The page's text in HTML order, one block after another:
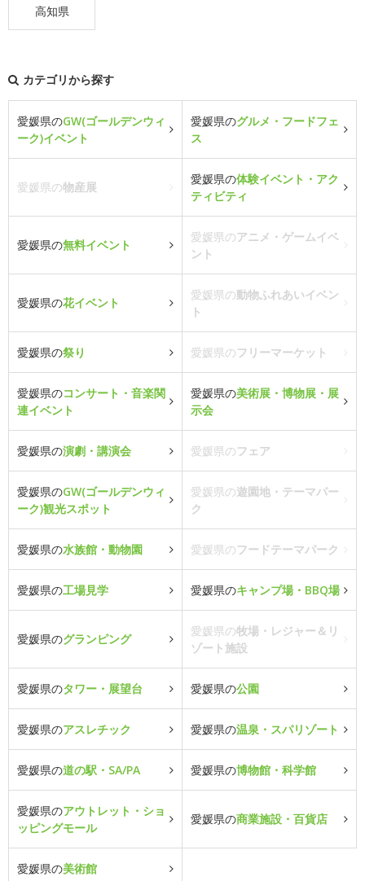
高知県
カテゴリから探す
愛媛県のGW(ゴールデンウィ
ーク)イベント
愛媛県のグルメ・フードフェ
ス
愛媛県の物産展
愛媛県の体験イベント・アク
ティビティ
愛媛県の無料イベント
愛媛県のアニメ・ゲームイベ
ント
愛媛県の花イベント
愛媛県の動物ふれあいイベン
ト
愛媛県の祭り 愛媛県のフリーマーケット
愛媛県のコンサート・音楽関
連イベント
愛媛県の美術展・博物展・展
示会
愛媛県の演劇・講演会 愛媛県のフェア
愛媛県のGW(ゴールデンウィ
ーク)観光スポット
愛媛県の遊園地・テーマパー
ク
愛媛県の水族館・動物園 愛媛県のフードテーマパーク
愛媛県の工場見学 愛媛県のキャンプ場・BBQ場
愛媛県のグランピング
愛媛県の牧場・レジャー＆リ
ゾート施設
愛媛県のタワー・展望台 愛媛県の公園
愛媛県のアスレチック 愛媛県の温泉・スパリゾート
愛媛県の道の駅・SA/PA 愛媛県の博物館・科学館
愛媛県のアウトレット・ショ
ッピングモール
愛媛県の商業施設・百貨店
愛媛県の美術館